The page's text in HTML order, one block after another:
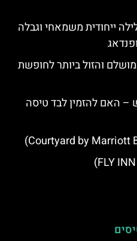
ייחודית משמאחי וגבלה
והזול ביותר לחופשת
– האם להזמין לבד טיסה